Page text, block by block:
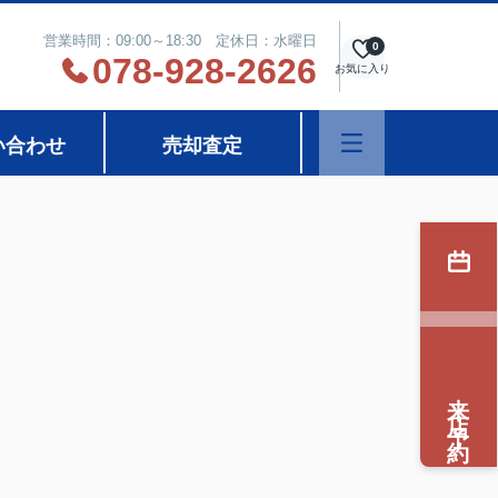
営業時間：09:00～18:30 定休日：水曜日
078-928-2626 お気に入り
0
合わせ 売却査定
来店予約